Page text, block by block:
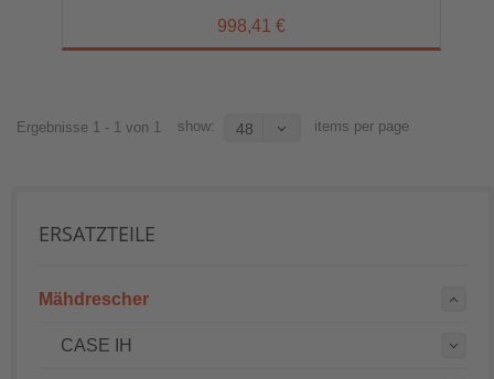
998,41 €
Ergebnisse 1 - 1 von 1 show: 48 items per page
ERSATZTEILE
Mähdrescher
CASE IH